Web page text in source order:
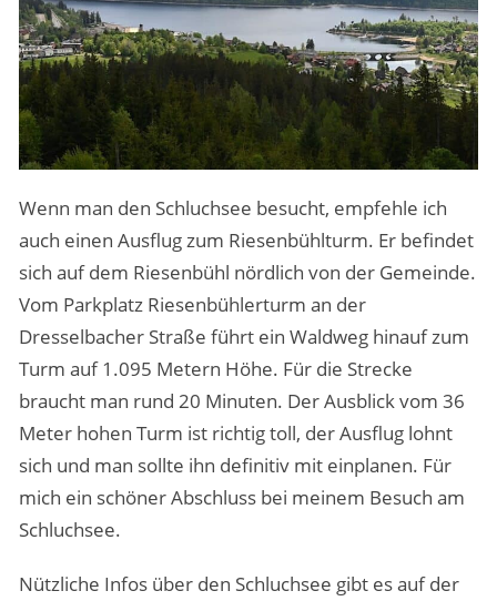
Wenn man den Schluchsee besucht, empfehle ich
auch einen Ausflug zum Riesenbühlturm. Er befindet
sich auf dem Riesenbühl nördlich von der Gemeinde.
Vom Parkplatz Riesenbühlerturm an der
Dresselbacher Straße führt ein Waldweg hinauf zum
Turm auf 1.095 Metern Höhe. Für die Strecke
braucht man rund 20 Minuten. Der Ausblick vom 36
Meter hohen Turm ist richtig toll, der Ausflug lohnt
sich und man sollte ihn definitiv mit einplanen. Für
mich ein schöner Abschluss bei meinem Besuch am
Schluchsee.
Nützliche Infos über den Schluchsee gibt es auf der